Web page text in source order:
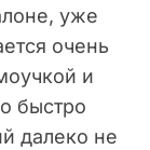
уже
очень
и
быстро
далеко не